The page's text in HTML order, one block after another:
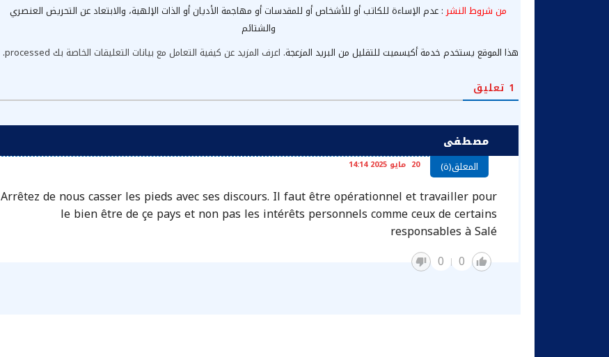
من شروط النشر: عدم الإساءة للكاتب أو للأشخاص أو للمقدسات أو مهاجمة الأديان أو الذات الإلهية، والابتعاد عن التحريض العنصري
والشتائم
هذا الموقع يستخدم خدمة أكيسميت للتقليل من البريد المزعجة. اعرف المزيد عن كيفية التعامل مع بيانات التعليقات الخاصة بك processed .
1 تعليق
مصطفى
المعلق(ة) 20 مايو 2025 14:14
Arrêtez de nous casser les pieds avec ses discours. Il faut être opérationnel et travailler pour
le bien être de çe pays et non pas les intérêts personnels comme ceux de certains
responsables à Salé
0
0